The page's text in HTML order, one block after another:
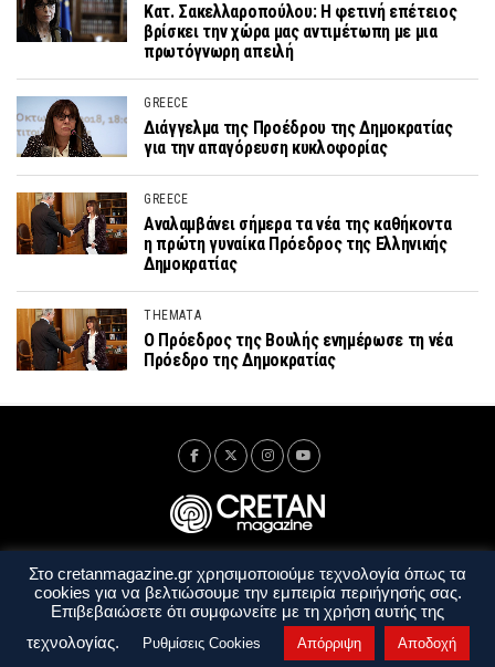
Κατ. Σακελλαροπούλου: Η φετινή επέτειος
βρίσκει την χώρα μας αντιμέτωπη με μια
πρωτόγνωρη απειλή
GREECE
Διάγγελμα της Προέδρου της Δημοκρατίας
για την απαγόρευση κυκλοφορίας
GREECE
Αναλαμβάνει σήμερα τα νέα της καθήκοντα
η πρώτη γυναίκα Πρόεδρος της Ελληνικής
Δημοκρατίας
THEMATA
Ο Πρόεδρος της Βουλής ενημέρωσε τη νέα
Πρόεδρο της Δημοκρατίας
Ταυτότητα Πολιτική Απορρήτου
Όροι Χρήσης
Όροι και Προϋποθέσεις
Στο cretanmagazine.gr χρησιμοποιούμε τεχνολογία όπως τα
cookies για να βελτιώσουμε την εμπειρία περιήγησής σας.
Επιβεβαιώσετε ότι συμφωνείτε με τη χρήση αυτής της
τεχνολογίας.
Ρυθμίσεις Cookies Απόρριψη Αποδοχή